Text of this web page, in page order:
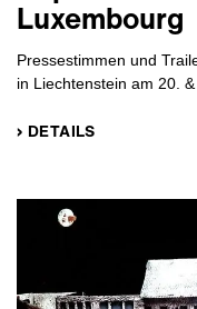
Luxembourg
Pressestimmen und
in Liechtenstein am 20.
› DETAILS